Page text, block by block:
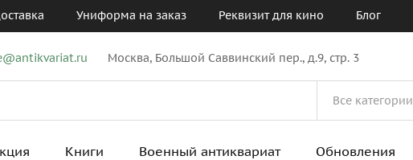
Униформа на заказ Реквизит для кино Блог
Москва, Большой Саввинский пер., д.9, стр. 3
Книги Военный антиквариат Обновления